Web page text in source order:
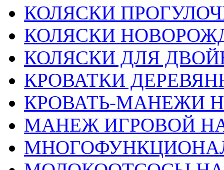
КОЛЯСКИ
КОЛЯСКИ
КОЛЯСКИ ДЛЯ
КРОВАТКИ
КРОВАТЬ-МАНЕЖИ
МАНЕЖ ИГРОВОЙ